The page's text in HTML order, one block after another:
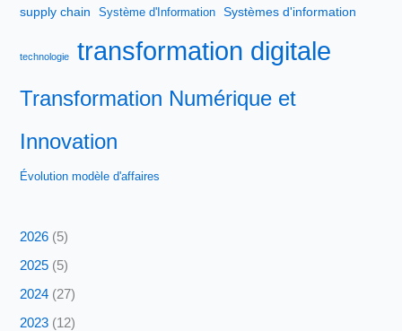
supply chain
Système d'Information Systèmes d'information
technologie transformation digitale
Transformation Numérique et
Innovation
Évolution modèle d'affaires
2026 (5)
2025 (5)
2024 (27)
2023 (12)